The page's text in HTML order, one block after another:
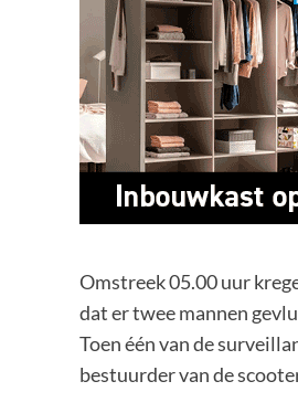
Omstreek 05.00 uur
dat er twee mannen
Toen één van de
bestuurder van de